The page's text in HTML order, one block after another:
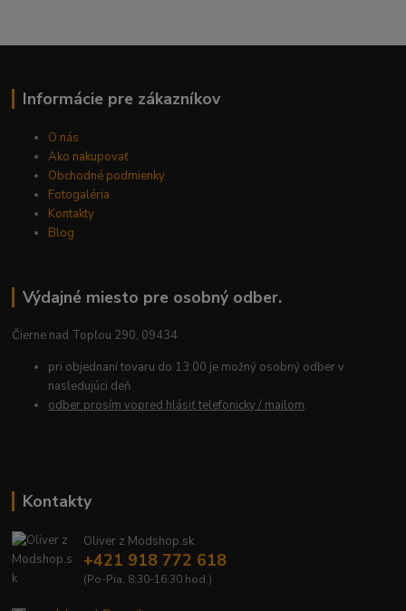
Informácie pre zákazníkov
O nás
Ako nakupovať
Obchodné podmienky
Fotogaléria
Kontakty
Blog
Výdajné miesto pre osobný odber.
Čierne nad Topľou 290, 09434
pri objednaní tovaru do 13:00 je možný osobný odber v
nasledujúci deň
odber prosím vopred hlásiť telefonicky / mailom.
Kontakty
Oliver z Modshop.sk
+421 918 772 618
(Po-Pia, 8:30-16:30 hod.)